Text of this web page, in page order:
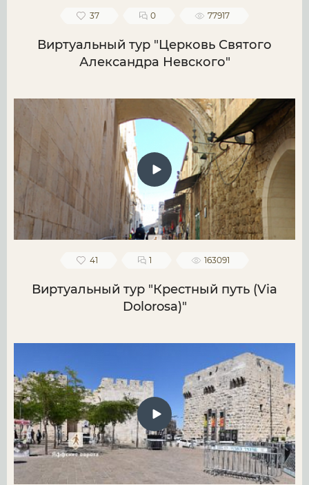
37 0 77917
Виртуальный тур "Церковь Святого
Александра Невского"
41 1 163091
Виртуальный тур "Крестный путь (Via
Dolorosa)"